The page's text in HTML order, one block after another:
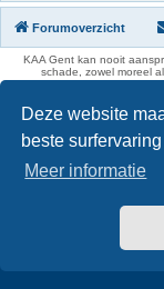
Deze website
beste
Meer informatie
Forumoverzicht
KAA Gent kan nooit
schade, zowel moreel
feitelijkheden en daden van
de gegevens vermeld op
geldt inzonderheid voor het
is dus verantwoordelijk
moderators kunnen niet